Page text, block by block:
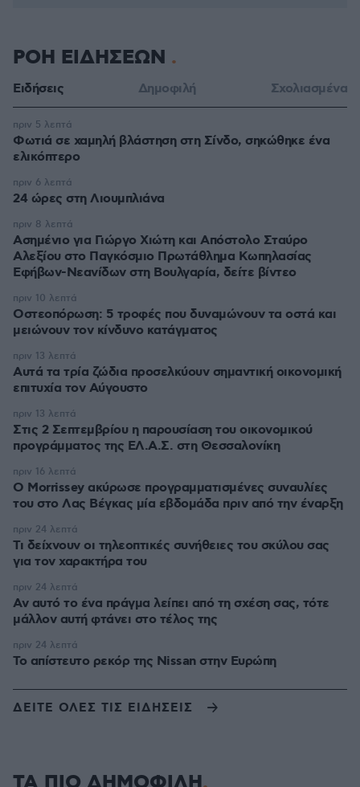
ΡΟΗ ΕΙΔΗΣΕΩΝ
Ειδήσεις Δημοφιλή Σχολιασμένα
Φωτιά σε χαμηλή βλάστηση στη Σίνδο, σηκώθηκε ένα
ελικόπτερο
πριν 5 λεπτά
24 ώρες στη Λιουμπλιάνα
πριν 6 λεπτά
Ασημένιο για Γιώργο Χιώτη και Απόστολο Σταύρο
Αλεξίου στο Παγκόσμιο Πρωτάθλημα Κωπηλασίας
Εφήβων-Νεανίδων στη Βουλγαρία, δείτε βίντεο
πριν 8 λεπτά
Οστεοπόρωση: 5 τροφές που δυναμώνουν τα οστά και
μειώνουν τον κίνδυνο κατάγματος
πριν 10 λεπτά
Αυτά τα τρία ζώδια προσελκύουν σημαντική οικονομική
επιτυχία τον Αύγουστο
πριν 13 λεπτά
Στις 2 Σεπτεμβρίου η παρουσίαση του οικονομικού
προγράμματος της ΕΛ.Α.Σ. στη Θεσσαλονίκη
πριν 13 λεπτά
Ο Morrissey ακύρωσε προγραμματισμένες συναυλίες
του στο Λας Βέγκας μία εβδομάδα πριν από την έναρξη
πριν 16 λεπτά
Τι δείχνουν οι τηλεοπτικές συνήθειες του σκύλου σας
για τον χαρακτήρα του
πριν 24 λεπτά
Αν αυτό το ένα πράγμα λείπει από τη σχέση σας, τότε
μάλλον αυτή φτάνει στο τέλος της
πριν 24 λεπτά
Το απίστευτο ρεκόρ της Nissan στην Ευρώπη
πριν 24 λεπτά
ΔΕΙΤΕ ΟΛΕΣ ΤΙΣ ΕΙΔΗΣΕΙΣ